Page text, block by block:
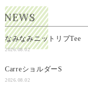
なみなみニットリブTee
2026.08.02
CarreショルダーS
2026.08.02